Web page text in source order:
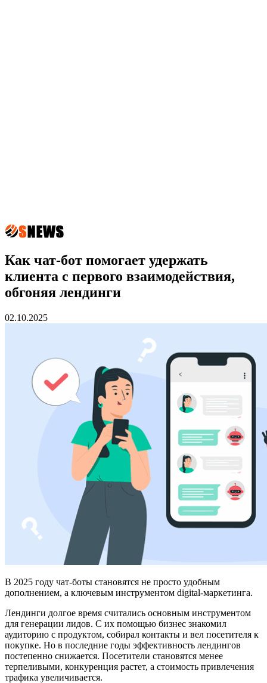
Как чат-бот помогает удержать
клиента с первого взаимодействия,
обгоняя лендинги
02.10.2025
В 2025 году чат-боты становятся не просто удобным
дополнением, а ключевым инструментом digital-маркетинга.
Лендинги долгое время считались основным инструментом
для генерации лидов. С их помощью бизнес знакомил
аудиторию с продуктом, собирал контакты и вел посетителя к
покупке. Но в последние годы эффективность лендингов
постепенно снижается. Посетители становятся менее
терпеливыми, конкуренция растет, а стоимость привлечения
трафика увеличивается.